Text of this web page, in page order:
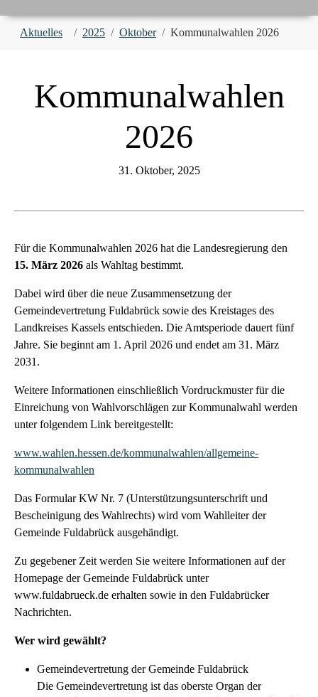
You are here:
Aktuelles 2025 Oktober Kommunalwahlen 2026
Kommunalwahlen
2026
31. Oktober, 2025
Für die Kommunalwahlen 2026 hat die Landesregierung den
15. März 2026 als Wahltag bestimmt.
Dabei wird über die neue Zusammensetzung der
Gemeindevertretung Fuldabrück sowie des Kreistages des
Landkreises Kassels entschieden. Die Amtsperiode dauert fünf
Jahre. Sie beginnt am 1. April 2026 und endet am 31. März
2031.
Weitere Informationen einschließlich Vordruckmuster für die
Einreichung von Wahlvorschlägen zur Kommunalwahl werden
unter folgendem Link bereitgestellt:
www.wahlen.hessen.de/kommunalwahlen/allgemeine-
kommunalwahlen
Das Formular KW Nr. 7 (Unterstützungsunterschrift und
Bescheinigung des Wahlrechts) wird vom Wahlleiter der
Gemeinde Fuldabrück ausgehändigt.
Zu gegebener Zeit werden Sie weitere Informationen auf der
Homepage der Gemeinde Fuldabrück unter
www.fuldabrueck.de erhalten sowie in den Fuldabrücker
Nachrichten.
Wer wird gewählt?
Gemeindevertretung der Gemeinde Fuldabrück
Die Gemeindevertretung ist das oberste Organ der